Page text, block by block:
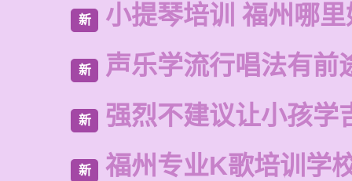
新 小提琴培训 福州哪
新 声乐学流行唱法有前
新 强烈不建议让小孩学
新 福州专业K歌培训学